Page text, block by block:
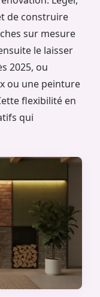
de construire
sur mesure
le laisser
2025, ou
ou une peinture
flexibilité en
qui